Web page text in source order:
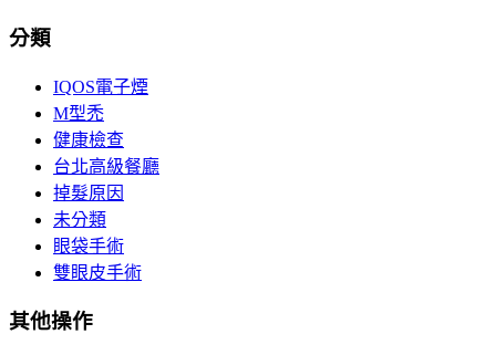
分類
IQOS電子煙
M型禿
健康檢查
台北高級餐廳
掉髮原因
未分類
眼袋手術
雙眼皮手術
其他操作